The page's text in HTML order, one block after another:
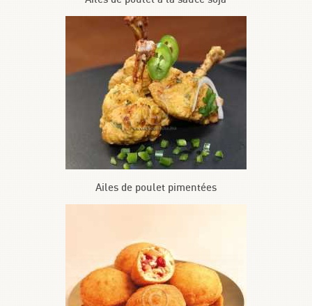
Ailes de poulet pimentées